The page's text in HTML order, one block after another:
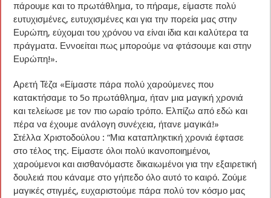
πάρουμε και το πρωτάθλημα, το πήραμε, είμαστε πολύ
ευτυχισμένες, ευτυχισμένες και για την πορεία μας στην
Ευρώπη, εύχομαι του χρόνου να είναι ίδια και καλύτερα τα
πράγματα. Εννοείται πως μπορούμε να φτάσουμε και στην
Ευρώπη!».
Αρετή Τέζα «Είμαστε πάρα πολύ χαρούμενες που
κατακτήσαμε το 5ο πρωτάθλημα, ήταν μια μαγική χρονιά
και τελείωσε με τον πιο ωραίο τρόπο. Ελπίζω από εδώ και
πέρα να έχουμε ανάλογη συνέχεια, ήτανε μαγικά!»
Στέλλα Χριστοδούλου : “Μια καταπληκτική χρονιά έφτασε
στο τέλος της. Είμαστε όλοι πολύ ικανοποιημένοι,
χαρούμενοι και αισθανόμαστε δικαιωμένοι για την εξαιρετική
δουλειά που κάναμε στο γήπεδο όλο αυτό το καιρό. Ζούμε
μαγικές στιγμές, ευχαριστούμε πάρα πολύ τον κόσμο μας